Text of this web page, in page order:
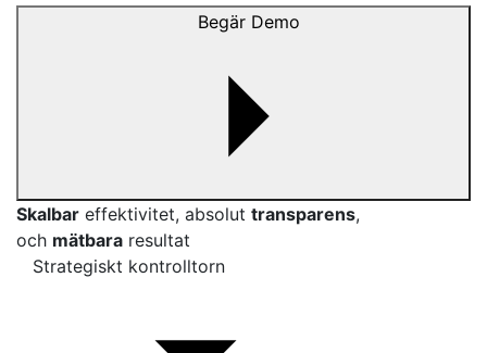
Begär Demo
Skalbar effektivitet, absolut transparens,
och mätbara resultat
Strategiskt kontrolltorn